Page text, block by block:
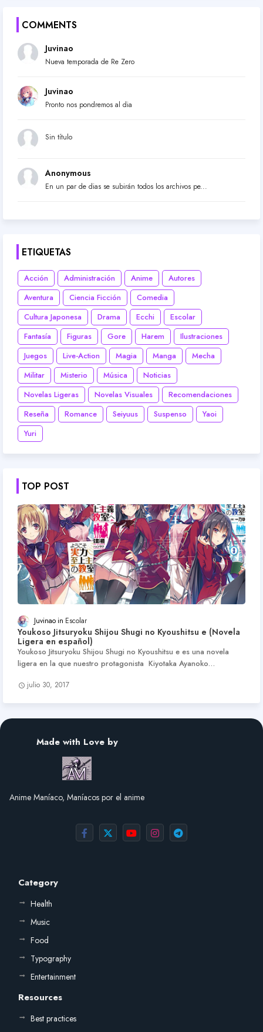
COMMENTS
Juvinao
Nueva temporada de Re Zero
Juvinao
Pronto nos pondremos al dia
Sin título
Anonymous
En un par de dias se subirán todos los archivos pe...
ETIQUETAS
Acción Administración Anime
Autores
Aventura
Ciencia Ficción
Comedia
Cultura Japonesa
Drama Ecchi
Escolar
Fantasía
Figuras Gore Harem
Ilustraciones
Juegos
Live-Action Magia Manga
Mecha
Militar
Misterio Música
Noticias
Novelas Ligeras
Novelas Visuales
Recomendaciones
Reseña
Romance Seiyuus Suspenso
Yaoi
Yuri
TOP POST
Juvinao Escolar
Youkoso Jitsuryoku Shijou Shugi no Kyoushitsu e (Novela
Ligera en español)
Youkoso Jitsuryoku Shijou Shugi no Kyoushitsu e es una novela
ligera en la que nuestro protagonista Kiyotaka Ayanoko…
julio 30, 2017
Made with Love by
Anime Maníaco, Maníacos por el anime
Category
Health
Music
Food
Typography
Entertainment
Resources
Best practices